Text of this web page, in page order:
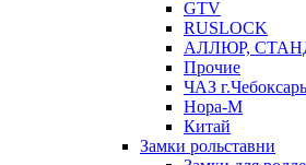
GTV
RUSLOCK
АЛЛЮР,
Прочие
ЧАЗ
Нора-М
Китай
Замки рольставни